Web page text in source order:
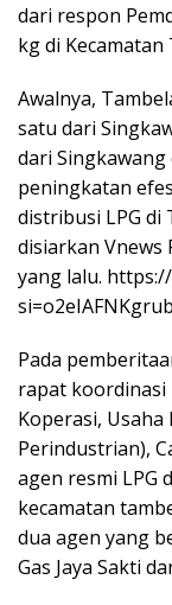
dari respon
kg di Kecamatan
Awalnya,
satu dari
dari
peningkatan
distribusi LPG di
disiarkan Vnews
yang lalu.
Pada
rapat koordinasi
Koperasi, Usaha
Perindustrian),
agen resmi LPG
kecamatan
dua agen yang
Gas Jaya Sakti